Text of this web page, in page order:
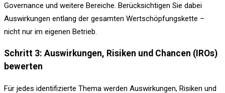
Governance und weitere Bereiche. Berücksichtigen Sie dabei
Auswirkungen entlang der gesamten Wertschöpfungskette –
nicht nur im eigenen Betrieb.
Schritt 3: Auswirkungen, Risiken und Chancen (IROs)
bewerten
Für jedes identifizierte Thema werden Auswirkungen, Risiken und